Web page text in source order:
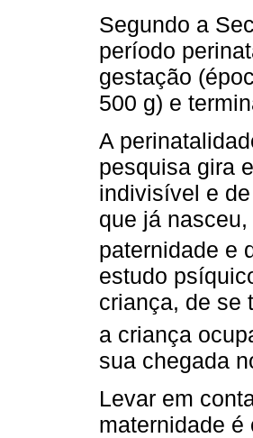
Segundo a
período
gestação
500 g) e
A
pesquisa gira
indivisível e
que já
paternidade e
estudo
criança, de se
a criança
sua chegada
Levar em
maternidade é